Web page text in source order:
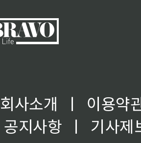
회사소개 ㅣ
이용약
공지사항
ㅣ
기사제